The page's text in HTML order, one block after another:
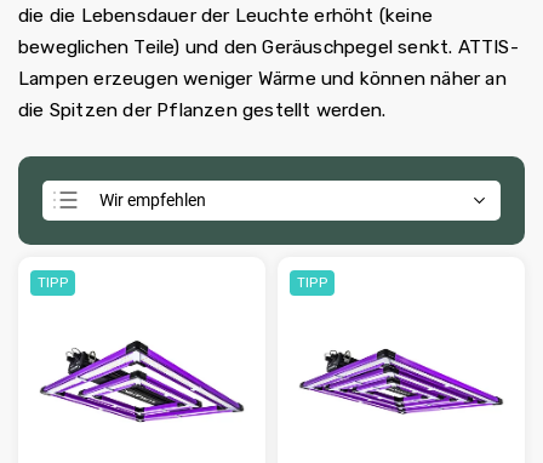
die die Lebensdauer der Leuchte erhöht (keine
beweglichen Teile) und den Geräuschpegel senkt. ATTIS-
Lampen erzeugen weniger Wärme und können näher an
die Spitzen der Pflanzen gestellt werden.
Wir empfehlen
Alphabetisch
TIPP TIPP